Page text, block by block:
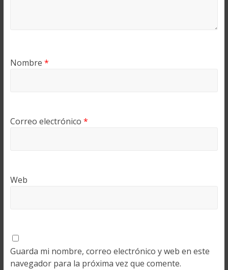
Nombre *
Correo electrónico *
Web
Guarda mi nombre, correo electrónico y web en este
navegador para la próxima vez que comente.